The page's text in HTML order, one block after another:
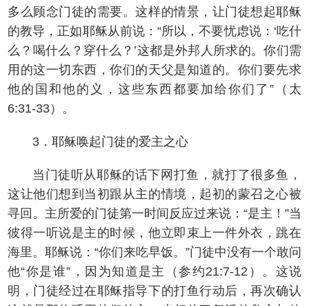
多么顾念门徒的需要。这样的情景，让门徒想起耶稣
的教导，正如耶稣从前说：“所以，不要忧虑说：‘吃什
么？喝什么？穿什么？’这都是外邦人所求的。你们需
用的这一切东西，你们的天父是知道的。你们要先求
他的国和他的义，这些东西都要加给你们了”（太
6:31-33）。
3．耶稣唤起门徒的爱主之心
当门徒听从耶稣的话下网打鱼，就打了很多鱼，
这让他们想到当初跟从主的情境，起初的蒙召之心被
寻回。主所爱的门徒第一时间反应过来说：“是主！”当
彼得一听说是主的时候，他立即束上一件外衣，跳在
海里。耶稣说：“你们来吃早饭。”门徒中没有一个敢问
他“你是谁”，因为知道是主（参约21:7-12）。这说
明，门徒经过在耶稣指导下的打鱼行动后，再次确认